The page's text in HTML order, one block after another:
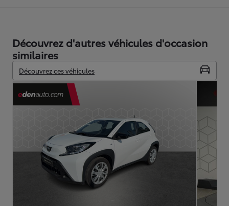
Découvrez d'autres véhicules d'occasion
similaires
Découvrez ces véhicules